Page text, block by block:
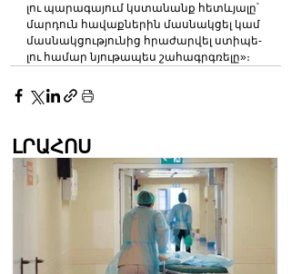
լու պարագայում կստանանք հետևյա­լը՝
մար­դուն հավաքներին մաս­նակ­ցել կամ
մաս­նակ­ցու­թյու­նից հրա­ժար­վել ստիպե­
լու համար նյու­թա­պես շահագրգռե­լը»։
ԼՐԱՀՈՍ